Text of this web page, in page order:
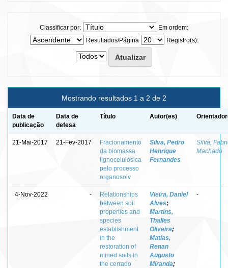
Classificar por:
Em ordem:
Resultados/Página
Registro(s):
Mostrando resultados 1 a 2 de 2
Data de
publicação
Data de
defesa
Título Autor(es)
21-Mai-2017 21-Fev-2017
Fracionamento
da biomassa
lignocelulósica
pelo processo
organosolv
Silva, Pedro
Henrique
Fernandes
Silva,
Machado
4-Nov-2022 -
Relationships
between soil
properties and
species
establishment
in the
restoration of
mined soils in
the cerrado
Vieira, Daniel
Alves;
Martins,
Thalles
Oliveira;
Matias,
Renan
Augusto
Miranda;
-